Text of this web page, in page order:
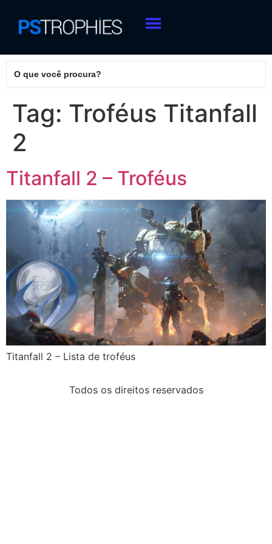
Tag: Troféus Titanfall
2
Titanfall 2 – Troféus
Titanfall 2 – Lista de troféus
Todos os direitos reservados